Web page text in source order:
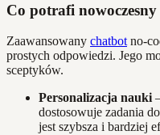
Co potrafi
Zaawansowany chatbot no-
prostych odpowiedzi. Jego
sceptyków.
Personalizacja nauki
dostosowuje zadania
jest szybsza i bardziej